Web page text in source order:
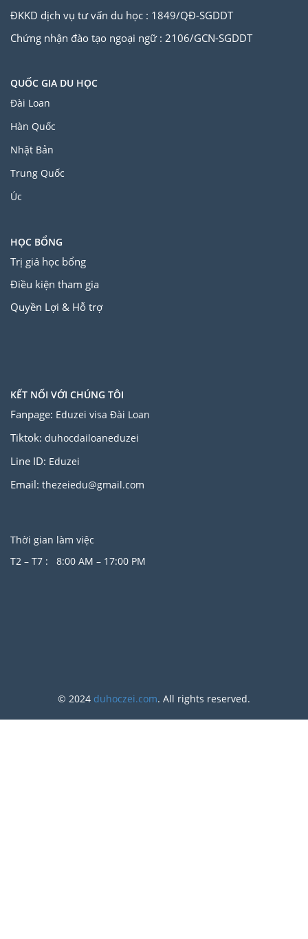
ĐKKD dịch vụ tư vấn du học : 1849/QĐ-SGDDT
Chứng nhận đào tạo ngoại ngữ : 2106/GCN-SGDDT
QUỐC GIA DU HỌC
Đài Loan
Hàn Quốc
Nhật Bản
Trung Quốc
Úc
HỌC BỔNG
Trị giá học bổng
Điều kiện tham gia
Quyền Lợi & Hỗ trợ
KẾT NỐI VỚI CHÚNG TÔI
Fanpage: Eduzei visa Đài Loan
Tiktok: duhocdailoaneduzei
Line ID: Eduzei
Email: thezeiedu@gmail.com
Thời gian làm việc
T2 – T7 : 8:00 AM – 17:00 PM
© 2024 duhoczei.com. All rights reserved.